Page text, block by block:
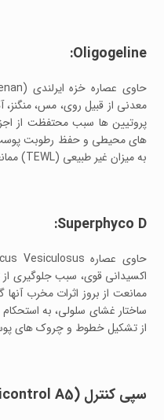
Oligogeline:
معدنی از قبیل روی، مس،
پروتیین ها سبب محتفظت از
های محیطی و حفظ رطوبت پوست
به میزان غیر طبیعی (TEWL) ممانعت به عمل می آورد.
Superphyco D:
اکسیدانی قوی، سبب جلوگیری
ممانعت از بروز اثرات مخرب
ساختار غشای سلولی، به
از تشکیل خطوط و چروک های
سپی کنترل A5 (Sepicontrol A5) :